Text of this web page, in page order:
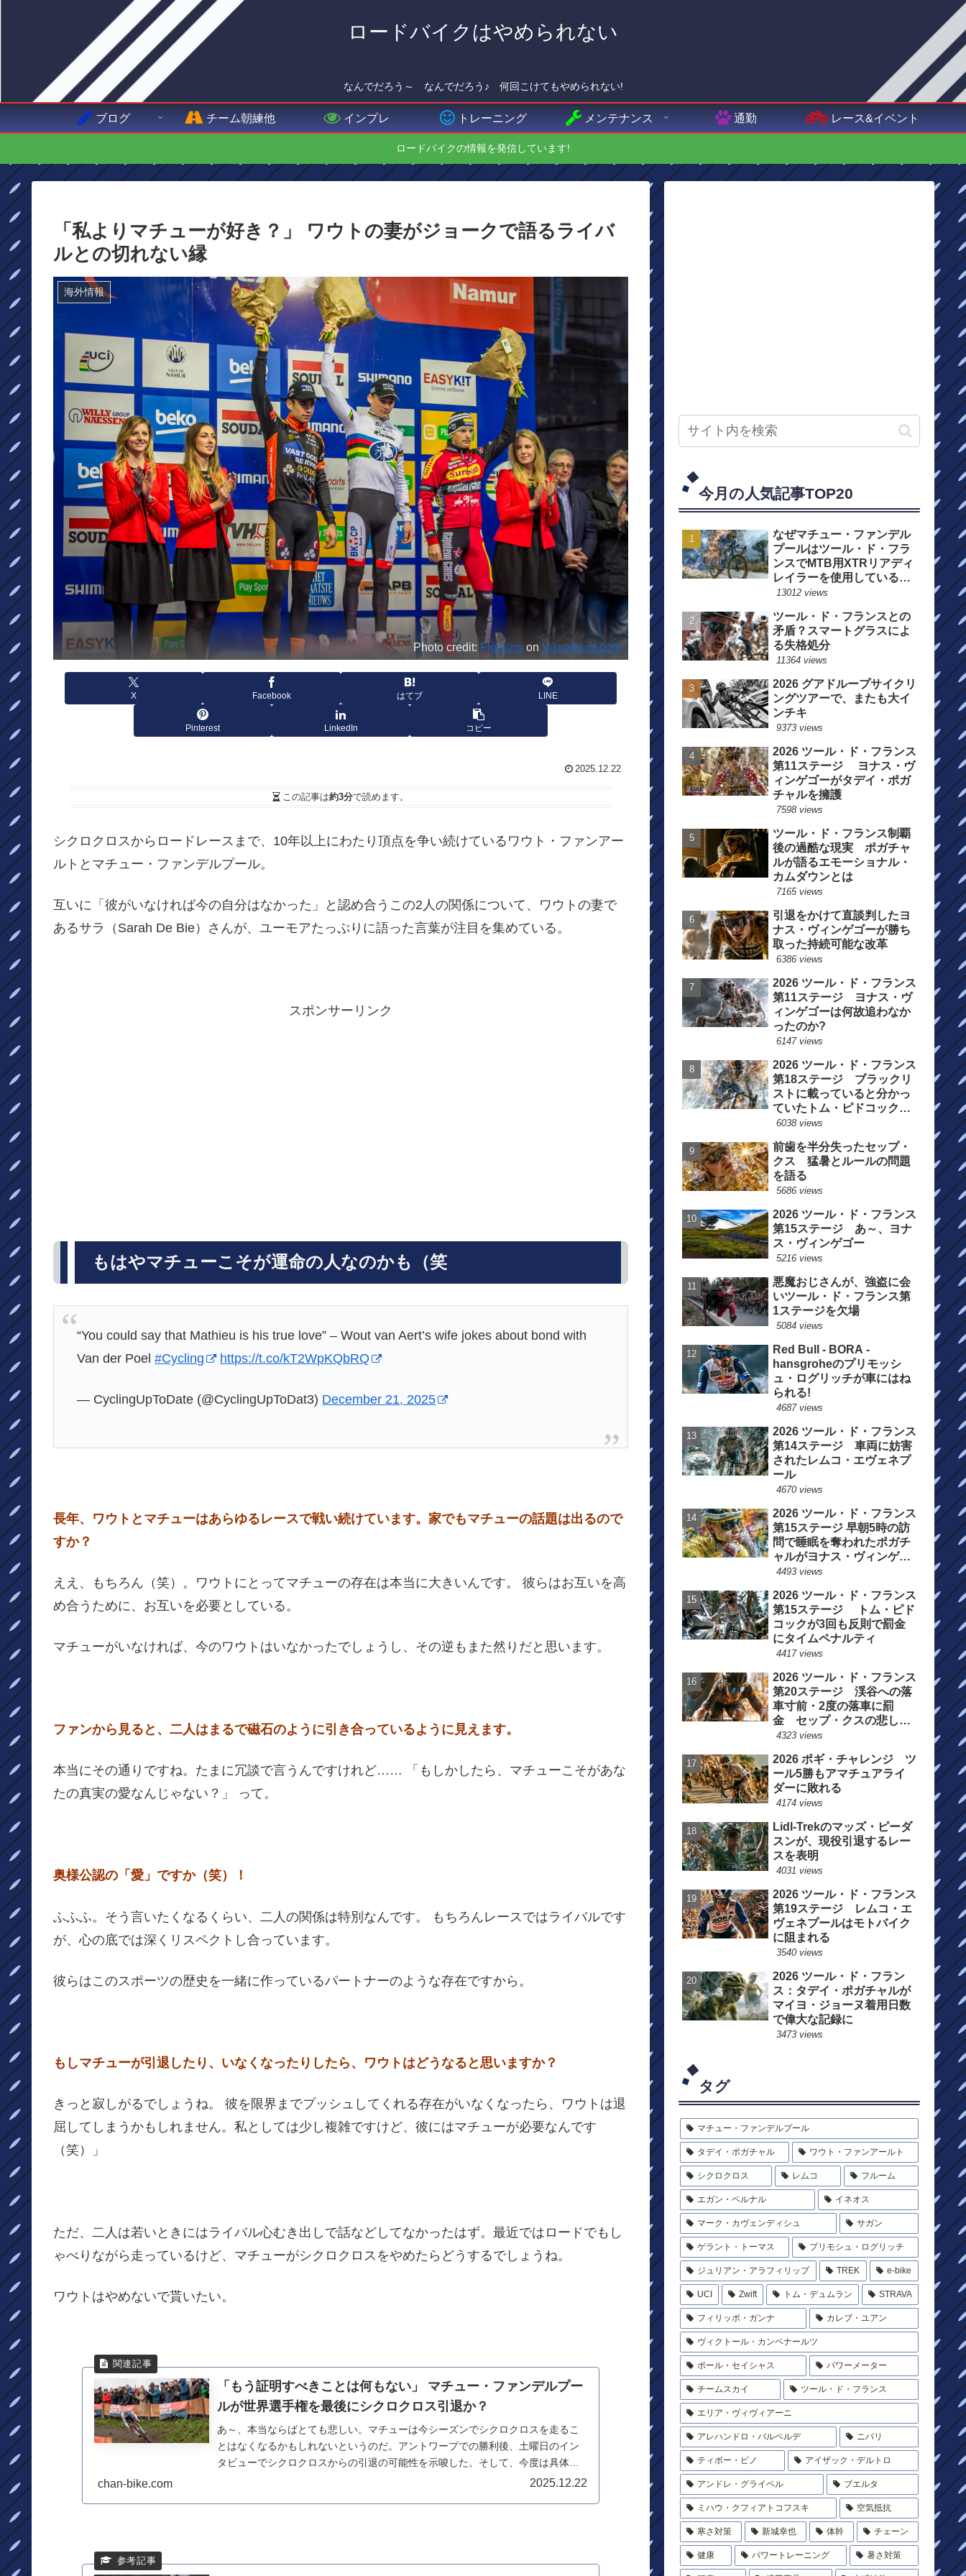
ロードバイクはやめられない
なんでだろう～ なんでだろう♪ 何回こけてもやめられない!
ブログ チーム朝練他 インプレ トレーニング メンテナンス 通勤 レース&イベント
ロードバイクの情報を発信しています!
「私よりマチューが好き？」 ワウトの妻がジョークで語るライバ
ルとの切れない縁
海外情報
Photo credit: Flowizm onVisualhunt.com
X Facebook はてブ LINE
Pinterest LinkedIn コピー
2025.12.22
この記事は約3分で読めます。
シクロクロスからロードレースまで、10年以上にわたり頂点を争い続けているワウト・ファンアー
ルトとマチュー・ファンデルプール。
互いに「彼がいなければ今の自分はなかった」と認め合うこの2人の関係について、ワウトの妻で
あるサラ（Sarah De Bie）さんが、ユーモアたっぷりに語った言葉が注目を集めている。
スポンサーリンク
もはやマチューこそが運命の人なのかも（笑
“You could say that Mathieu is his true love” – Wout van Aert’s wife jokes about bond with
Van der Poel#Cycling https://t.co/kT2WpKQbRQ
— CyclingUpToDate (@CyclingUpToDat3) December 21, 2025
長年、ワウトとマチューはあらゆるレースで戦い続けています。家でもマチューの話題は出るので
すか？
ええ、もちろん（笑）。ワウトにとってマチューの存在は本当に大きいんです。 彼らはお互いを高
め合うために、お互いを必要としている。
マチューがいなければ、今のワウトはいなかったでしょうし、その逆もまた然りだと思います。
ファンから見ると、二人はまるで磁石のように引き合っているように見えます。
本当にその通りですね。たまに冗談で言うんですけれど…… 「もしかしたら、マチューこそがあな
たの真実の愛なんじゃない？」 って。
奥様公認の「愛」ですか（笑）！
ふふふ。そう言いたくなるくらい、二人の関係は特別なんです。 もちろんレースではライバルです
が、心の底では深くリスペクトし合っています。
彼らはこのスポーツの歴史を一緒に作っているパートナーのような存在ですから。
もしマチューが引退したり、いなくなったりしたら、ワウトはどうなると思いますか？
きっと寂しがるでしょうね。 彼を限界までプッシュしてくれる存在がいなくなったら、ワウトは退
屈してしまうかもしれません。私としては少し複雑ですけど、彼にはマチューが必要なんです
（笑）」
ただ、二人は若いときにはライバル心むき出しで話などしてなかったはず。最近ではロードでもし
ゃべりながら走っているけど、マチューがシクロクロスをやめたらどうするでしょうね。
ワウトはやめないで貰いたい。
「もう証明すべきことは何もない」 マチュー・ファンデルプー
ルが世界選手権を最後にシクロクロス引退か？
あ～、本当ならばとても悲しい。マチューは今シーズンでシクロクロスを走るこ
とはなくなるかもしれないというのだ。アントワープでの勝利後、土曜日のイン
タビューでシクロクロスからの引退の可能性を示唆した。そして、今度は具体的
chan-bike.com 2025.12.22
今月の人気記事TOP20
なぜマチュー・ファンデル
プールはツール・ド・フラ
ンスでMTB用XTRリアディ
レイラーを使用しているの
か？
13012 views
ツール・ド・フランスとの
矛盾？スマートグラスによ
る失格処分
11364 views
2026 グアドループサイクリ
ングツアーで、またも大イ
ンチキ
9373 views
2026 ツール・ド・フランス
第11ステージ ヨナス・ヴ
ィンゲゴーがタデイ・ポガ
チャルを擁護
7598 views
ツール・ド・フランス制覇
後の過酷な現実 ポガチャ
ルが語るエモーショナル・
カムダウンとは
7165 views
引退をかけて直談判したヨ
ナス・ヴィンゲゴーが勝ち
取った持続可能な改革
6386 views
2026 ツール・ド・フランス
第11ステージ ヨナス・ヴ
ィンゲゴーは何故追わなか
ったのか?
6147 views
2026 ツール・ド・フランス
第18ステージ ブラックリ
ストに載っていると分かっ
ていたトム・ピドコックは
総合順位死守に
6038 views
前歯を半分失ったセップ・
クス 猛暑とルールの問題
を語る
5686 views
2026 ツール・ド・フランス
第15ステージ あ～、ヨナ
ス・ヴィンゲゴー
5216 views
悪魔おじさんが、強盗に会
いツール・ド・フランス第
1ステージを欠場
5084 views
Red Bull - BORA -
hansgroheのプリモッシ
ュ・ログリッチが車にはね
られる!
4687 views
2026 ツール・ド・フランス
第14ステージ 車両に妨害
されたレムコ・エヴェネプ
ール
4670 views
2026 ツール・ド・フランス
第15ステージ 早朝5時の訪
問で睡眠を奪われたポガチ
ャルがヨナス・ヴィンゲゴ
ーの離脱を惜しむ
4493 views
2026 ツール・ド・フランス
第15ステージ トム・ピド
コックが3回も反則で罰金
にタイムペナルティ
4417 views
2026 ツール・ド・フランス
第20ステージ 渓谷への落
車寸前・2度の落車に罰
金 セップ・クスの悲しい
一日
4323 views
2026 ポギ・チャレンジ ツ
ール5勝もアマチュアライ
ダーに敗れる
4174 views
Lidl-Trekのマッズ・ピーダ
スンが、現役引退するレー
スを表明
4031 views
2026 ツール・ド・フランス
第19ステージ レムコ・エ
ヴェネプールはモトバイク
に阻まれる
3540 views
2026 ツール・ド・フラン
ス：タデイ・ポガチャルが
マイヨ・ジョーヌ着用日数
で偉大な記録に
3473 views
タグ
マチュー・ファンデルプール
タデイ・ポガチャル ワウト・ファンアールト
シクロクロス レムコ フルーム
エガン・ベルナル イネオス
マーク・カヴェンディシュ サガン
ゲラント・トーマス プリモシュ・ログリッチ
ジュリアン・アラフィリップ TREK e-bike
UCI Zwift トム・デュムラン STRAVA
フィリッポ・ガンナ カレブ・ユアン
ヴィクトール・カンペナールツ
ポール・セイシャス パワーメーター
チームスカイ ツール・ド・フランス
エリア・ヴィヴィアーニ
アレハンドロ・バルベルデ ニバリ
ティボー・ピノ アイザック・デルトロ
アンドレ・グライペル ブエルタ
ミハウ・クフィアトコフスキ 空気抵抗
寒さ対策 新城幸也 体幹 チェーン
健康 パワートレーニング 暑さ対策